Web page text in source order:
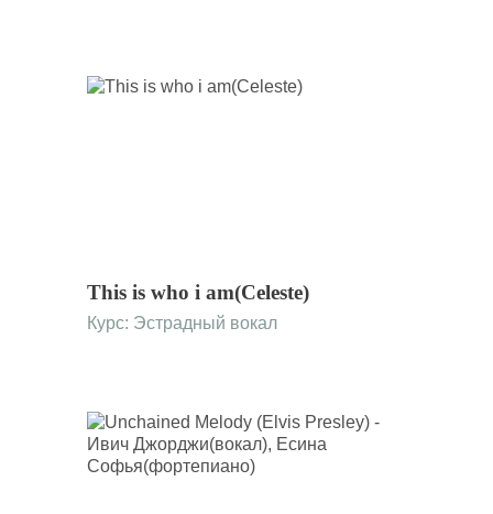
This is who i am(Celeste)
Курс: Эстрадный вокал